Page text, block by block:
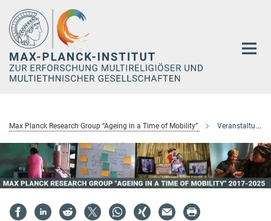
Hauptinhalt
Max Planck Research Group “Ageing in a Time of Mobility” Veranstaltungen